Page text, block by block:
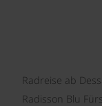
Radreise ab
Radisson Blu